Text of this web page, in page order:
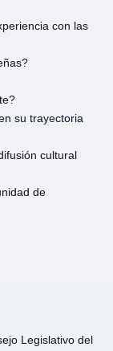
con las
su trayectoria
cultural
de
Legislativo del